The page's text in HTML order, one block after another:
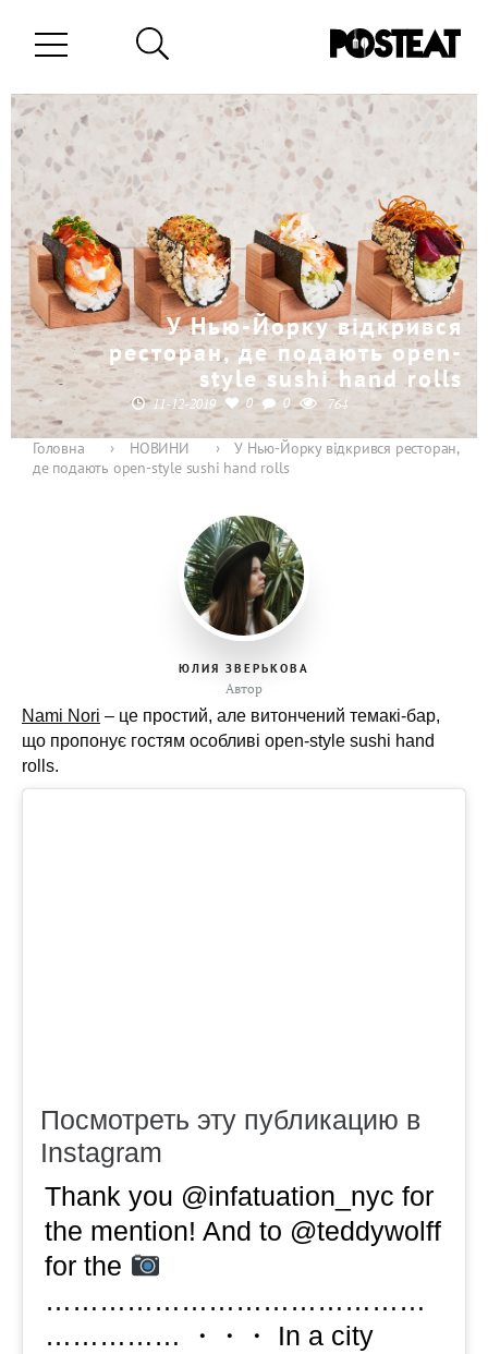
У Нью-Йорку відкрився
ресторан, де подають open-
style sushi hand rolls
11-12-2019 0 0 764
Головна › НОВИНИ ›
У Нью-Йорку відкрився ресторан,
де подають open-style sushi hand rolls
ЮЛИЯ ЗВЕРЬКОВА
Автор
Nami Nori – це простий, але витончений темакі-бар,
що пропонує гостям особливі open-style sushi hand
rolls.
Посмотреть эту публикацию в
Instagram
Thank you @infatuation_nyc for
the mention! And to @teddywolff
for the
……………………………………
…………… ・・・ In a city